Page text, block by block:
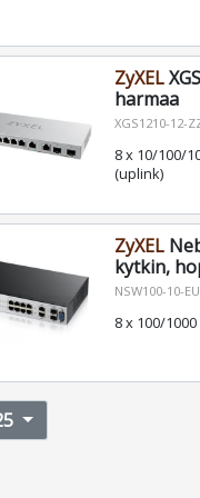
ZyXEL
harmaa
XGS1210-12-
8 x 10/100/
(uplink)
ZyXEL
kytkin,
NSW100-10-
8 x 100/